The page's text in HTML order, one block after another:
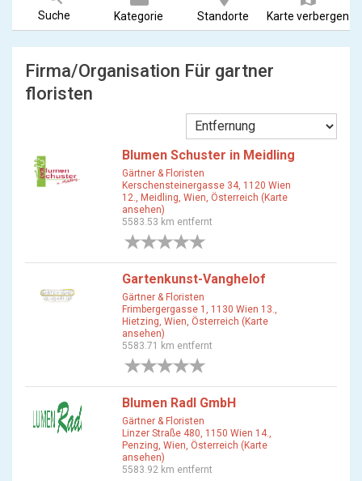
Suche Kategorie Standorte Karte verbergen
Firma/Organisation Für gartner
floristen
Blumen Schuster in Meidling
Gärtner & Floristen
Kerschensteinergasse 34, 1120 Wien
12., Meidling, Wien, Österreich (Karte
ansehen)
5583.53 km entfernt
Gartenkunst-Vanghelof
Gärtner & Floristen
Frimbergergasse 1, 1130 Wien 13.,
Hietzing, Wien, Österreich (Karte
ansehen)
5583.71 km entfernt
Blumen Radl GmbH
Gärtner & Floristen
Linzer Straße 480, 1150 Wien 14.,
Penzing, Wien, Österreich (Karte
ansehen)
5583.92 km entfernt